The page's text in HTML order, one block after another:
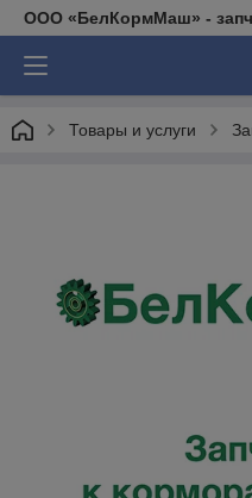
ООО «БелКормМаш» -
Товары и услуги